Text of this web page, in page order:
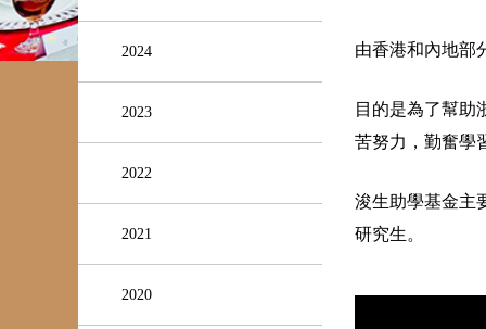
2024
2023
2022
2021
2020
由香港和內地部
目的是為了幫助
苦努力，勤奮學
浚生助學基金主
研究生。